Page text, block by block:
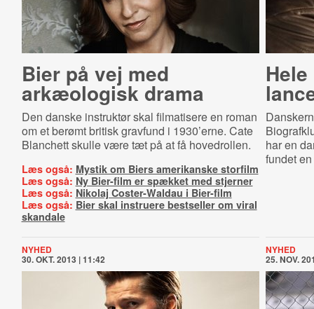
Bier på vej med
arkæologisk drama
Den danske instruktør skal filmatisere en roman
om et berømt britisk gravfund i 1930’erne. Cate
Blanchett skulle være tæt på at få hovedrollen.
Læs også: Mystik om Biers amerikanske storfilm
Læs også: Ny Bier-film er spækket med stjerner
Læs også: Nikolaj Coster-Waldau i Bier-film
Læs også: Bier skal instruere bestseller om viral
skandale
har en
fundet
NYHED
30. OKT. 2013 | 11:42
NYHED
25. NOV.